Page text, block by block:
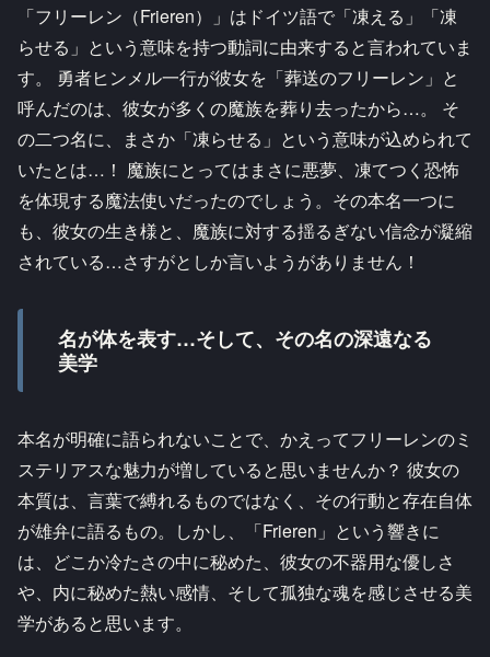
「フリーレン（Frieren）」はドイツ語で「凍える」「凍
らせる」という意味を持つ動詞に由来すると言われていま
す。 勇者ヒンメル一行が彼女を「葬送のフリーレン」と
呼んだのは、彼女が多くの魔族を葬り去ったから…。 そ
の二つ名に、まさか「凍らせる」という意味が込められて
いたとは…！ 魔族にとってはまさに悪夢、凍てつく恐怖
を体現する魔法使いだったのでしょう。その本名一つに
も、彼女の生き様と、魔族に対する揺るぎない信念が凝縮
されている…さすがとしか言いようがありません！
名が体を表す…そして、その名の深遠なる
美学
本名が明確に語られないことで、かえってフリーレンのミ
ステリアスな魅力が増していると思いませんか？ 彼女の
本質は、言葉で縛れるものではなく、その行動と存在自体
が雄弁に語るもの。しかし、「Frieren」という響きに
は、どこか冷たさの中に秘めた、彼女の不器用な優しさ
や、内に秘めた熱い感情、そして孤独な魂を感じさせる美
学があると思います。